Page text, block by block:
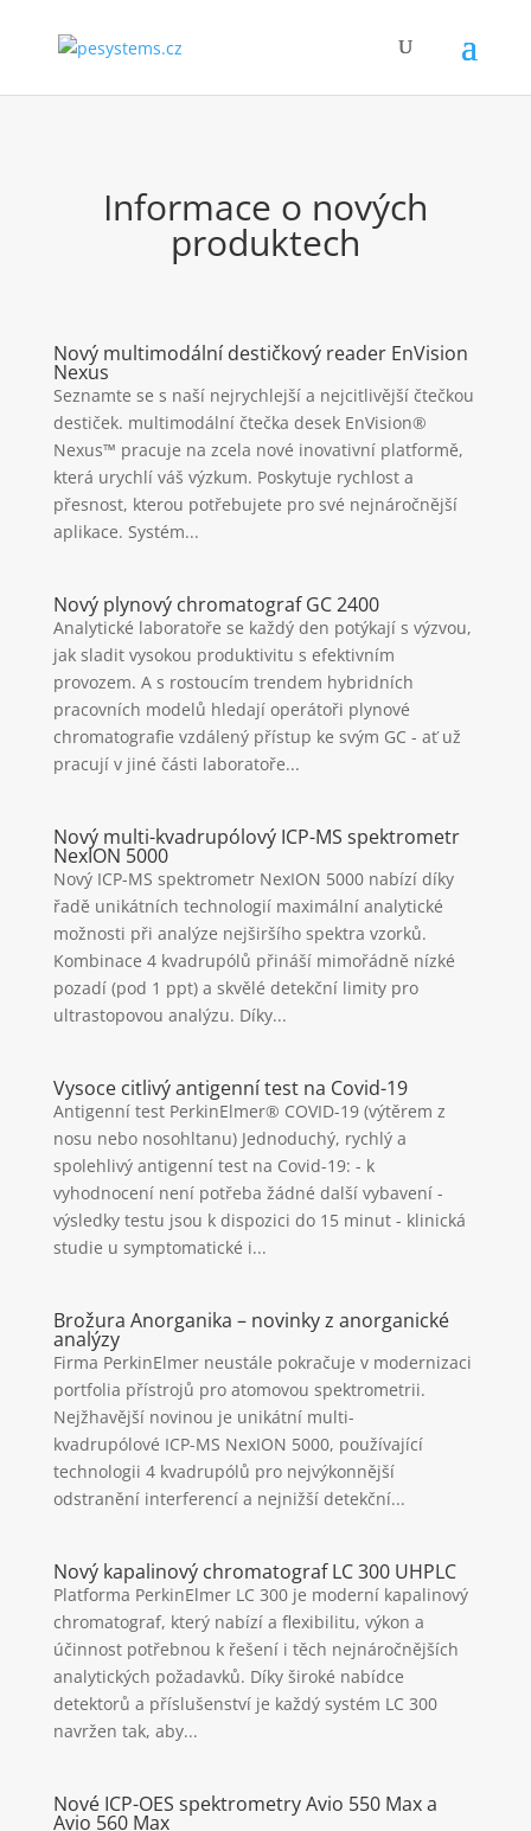
Informace o nových
produktech
Nový multimodální destičkový reader EnVision
Nexus
Seznamte se s naší nejrychlejší a nejcitlivější čtečkou
destiček. multimodální čtečka desek EnVision®
Nexus™ pracuje na zcela nové inovativní platformě,
která urychlí váš výzkum. Poskytuje rychlost a
přesnost, kterou potřebujete pro své nejnáročnější
aplikace. Systém...
Nový plynový chromatograf GC 2400
Analytické laboratoře se každý den potýkají s výzvou,
jak sladit vysokou produktivitu s efektivním
provozem. A s rostoucím trendem hybridních
pracovních modelů hledají operátoři plynové
chromatografie vzdálený přístup ke svým GC - ať už
pracují v jiné části laboratoře...
Nový multi-kvadrupólový ICP-MS spektrometr
NexION 5000
Nový ICP-MS spektrometr NexION 5000 nabízí díky
řadě unikátních technologií maximální analytické
možnosti při analýze nejširšího spektra vzorků.
Kombinace 4 kvadrupólů přináší mimořádně nízké
pozadí (pod 1 ppt) a skvělé detekční limity pro
ultrastopovou analýzu. Díky...
Vysoce citlivý antigenní test na Covid-19
Antigenní test PerkinElmer® COVID-19 (výtěrem z
nosu nebo nosohltanu) Jednoduchý, rychlý a
spolehlivý antigenní test na Covid-19: - k
vyhodnocení není potřeba žádné další vybavení -
výsledky testu jsou k dispozici do 15 minut - klinická
studie u symptomatické i...
Brožura Anorganika – novinky z anorganické
analýzy
Firma PerkinElmer neustále pokračuje v modernizaci
portfolia přístrojů pro atomovou spektrometrii.
Nejžhavější novinou je unikátní multi-
kvadrupólové ICP-MS NexION 5000, používající
technologii 4 kvadrupólů pro nejvýkonnější
odstranění interferencí a nejnižší detekční...
Nový kapalinový chromatograf LC 300 UHPLC
Platforma PerkinElmer LC 300 je moderní kapalinový
chromatograf, který nabízí a flexibilitu, výkon a
účinnost potřebnou k řešení i těch nejnáročnějších
analytických požadavků. Díky široké nabídce
detektorů a příslušenství je každý systém LC 300
navržen tak, aby...
Nové ICP-OES spektrometry Avio 550 Max a
Avio 560 Max